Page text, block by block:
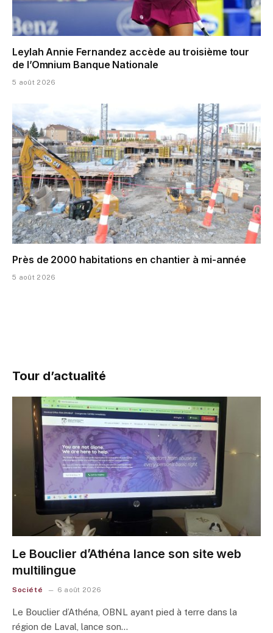
Leylah Annie Fernandez accède au troisième tour
de l’Omnium Banque Nationale
5 août 2026
Près de 2000 habitations en chantier à mi-année
5 août 2026
Tour d’actualité
Le Bouclier d’Athéna lance son site web
multilingue
Société 6 août 2026
Le Bouclier d’Athéna, OBNL ayant pied à terre dans la
région de Laval, lance son…